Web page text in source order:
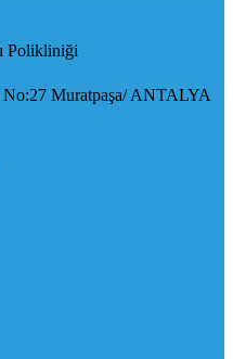
Polikliniği
No:27 Muratpaşa/ ANTALYA